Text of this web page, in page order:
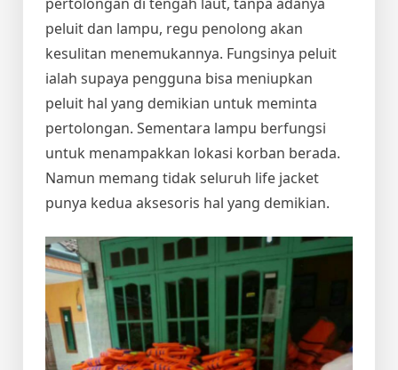
peluit dan lampu, regu penolong akan
kesulitan menemukannya. Fungsinya peluit
ialah supaya pengguna bisa meniupkan
peluit hal yang demikian untuk meminta
pertolongan. Sementara lampu berfungsi
untuk menampakkan lokasi korban berada.
Namun memang tidak seluruh life jacket
punya kedua aksesoris hal yang demikian.